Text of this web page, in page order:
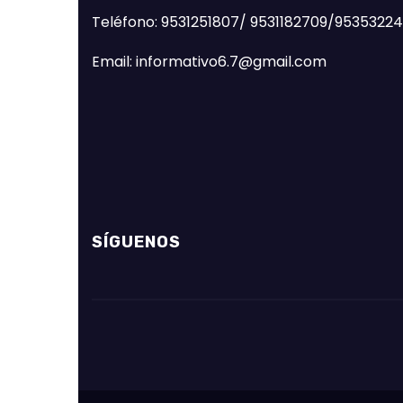
Teléfono: 9531251807/ 9531182709/
Email: informativo6.7@gmail.com
SÍGUENOS